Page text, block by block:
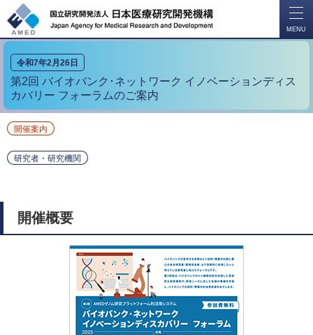
MENU
令和7年2月26日
第2回 バイオバンク･ネットワーク イノベーションディス
カバリー フォーラムのご案内
開催案内
研究者・研究機関
開催概要